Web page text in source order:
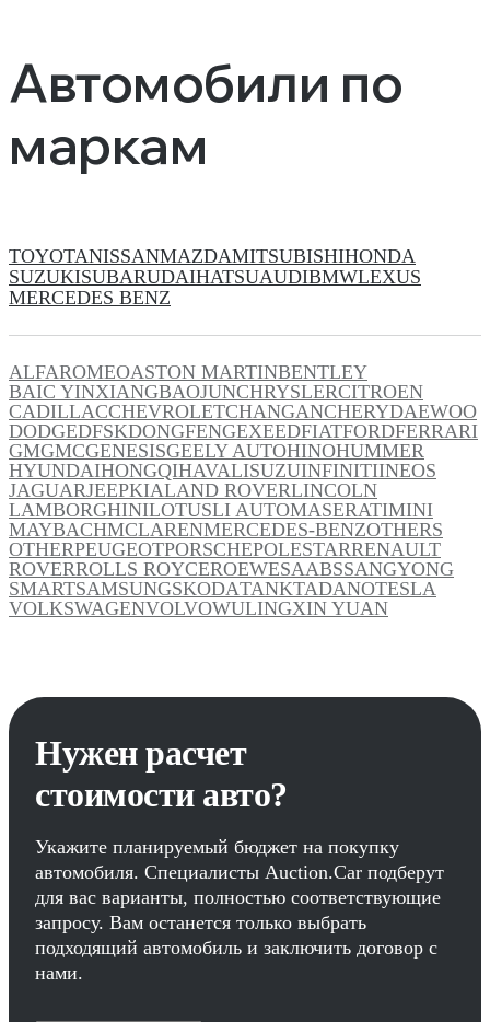
Автомобили по
маркам
TOYOTANISSANMAZDAMITSUBISHIHONDA
SUZUKISUBARUDAIHATSUAUDIBMWLEXUS
MERCEDES BENZ
ALFAROMEOASTON MARTINBENTLEY
BAIC YINXIANGBAOJUNCHRYSLERCITROEN
CADILLACCHEVROLETCHANGANCHERYDAEWOO
DODGEDFSKDONGFENGEXEEDFIATFORDFERRARI
GMGMCGENESISGEELY AUTOHINOHUMMER
HYUNDAIHONGQIHAVALISUZUINFINITIINEOS
JAGUARJEEPKIALAND ROVERLINCOLN
LAMBORGHINILOTUSLI AUTOMASERATIMINI
MAYBACHMCLARENMERCEDES-BENZOTHERS
OTHERPEUGEOTPORSCHEPOLESTARRENAULT
ROVERROLLS ROYCEROEWESAABSSANGYONG
SMARTSAMSUNGSKODATANKTADANOTESLA
VOLKSWAGENVOLVOWULINGXIN YUAN
Нужен расчет
стоимости авто?
Укажите планируемый бюджет на покупку
автомобиля. Специалисты Auction.Car подберут
для вас варианты, полностью соответствующие
запросу. Вам останется только выбрать
подходящий автомобиль и заключить договор с
нами.